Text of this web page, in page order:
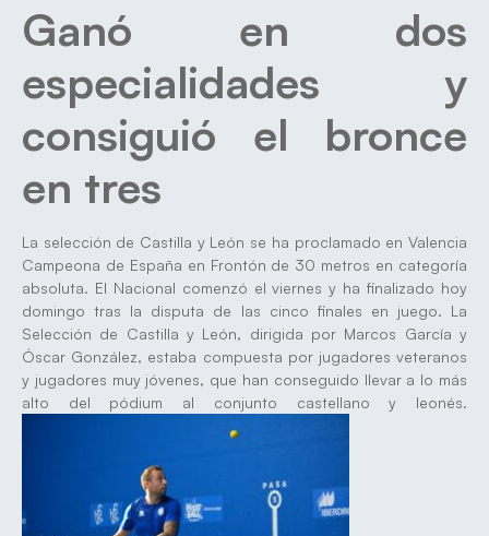
Ganó en dos
especialidades y
consiguió el bronce
en tres
La selección de Castilla y León se ha proclamado en Valencia
Campeona de España en Frontón de 30 metros en categoría
absoluta. El Nacional comenzó el viernes y ha finalizado hoy
domingo tras la disputa de las cinco finales en juego. La
Selección de Castilla y León, dirigida por Marcos García y
Óscar González, estaba compuesta por jugadores veteranos
y jugadores muy jóvenes, que han conseguido llevar a lo más
alto del pódium al conjunto castellano y leonés.